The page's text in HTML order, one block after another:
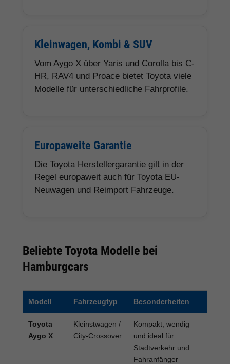
Kleinwagen, Kombi & SUV
Vom Aygo X über Yaris und Corolla bis C-
HR, RAV4 und Proace bietet Toyota viele
Modelle für unterschiedliche Fahrprofile.
Europaweite Garantie
Die Toyota Herstellergarantie gilt in der
Regel europaweit auch für Toyota EU-
Neuwagen und Reimport Fahrzeuge.
Beliebte Toyota Modelle bei
Hamburgcars
Modell Fahrzeugtyp Besonderheiten
Toyota
Aygo X
Kleinstwagen /
City-Crossover
Kompakt, wendig
und ideal für
Stadtverkehr und
Fahranfänger